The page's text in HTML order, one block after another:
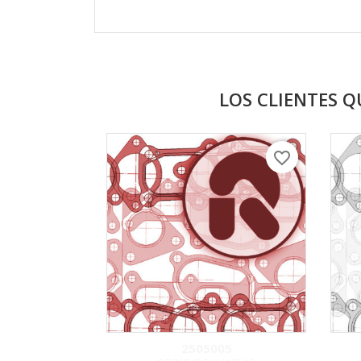
LOS CLIENTES
favorite_border